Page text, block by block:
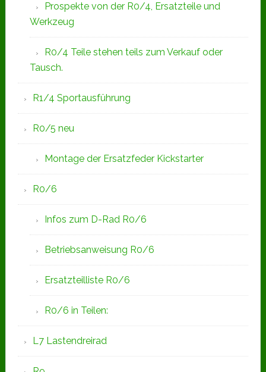
Prospekte von der R0/4, Ersatzteile und
Werkzeug
R0/4 Teile stehen teils zum Verkauf oder
Tausch.
R1/4 Sportausführung
R0/5 neu
Montage der Ersatzfeder Kickstarter
R0/6
Infos zum D-Rad R0/6
Betriebsanweisung R0/6
Ersatzteilliste R0/6
R0/6 in Teilen:
L7 Lastendreirad